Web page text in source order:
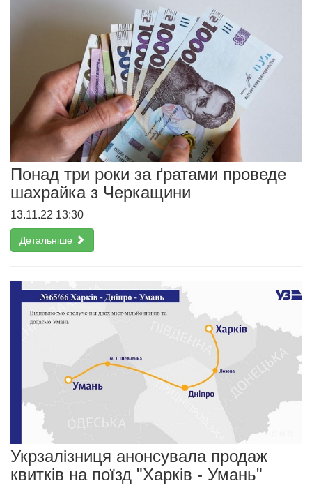
Понад три роки за ґратами проведе
шахрайка з Черкащини
13.11.22 13:30
Детальніше
Укрзалізниця анонсувала продаж
квитків на поїзд "Харків - Умань"